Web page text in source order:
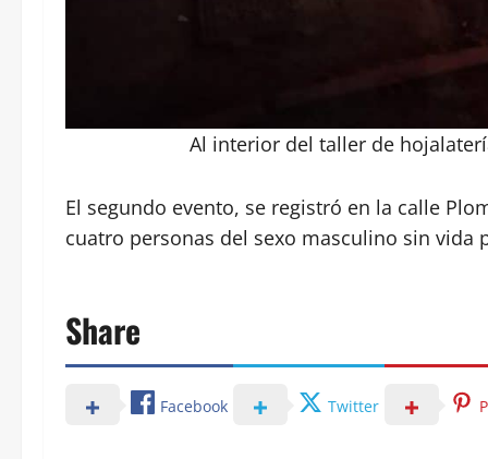
Al interior del taller de
El segundo evento, se registró en la calle
cuatro personas del sexo masculino sin
Share
Facebook Twitter